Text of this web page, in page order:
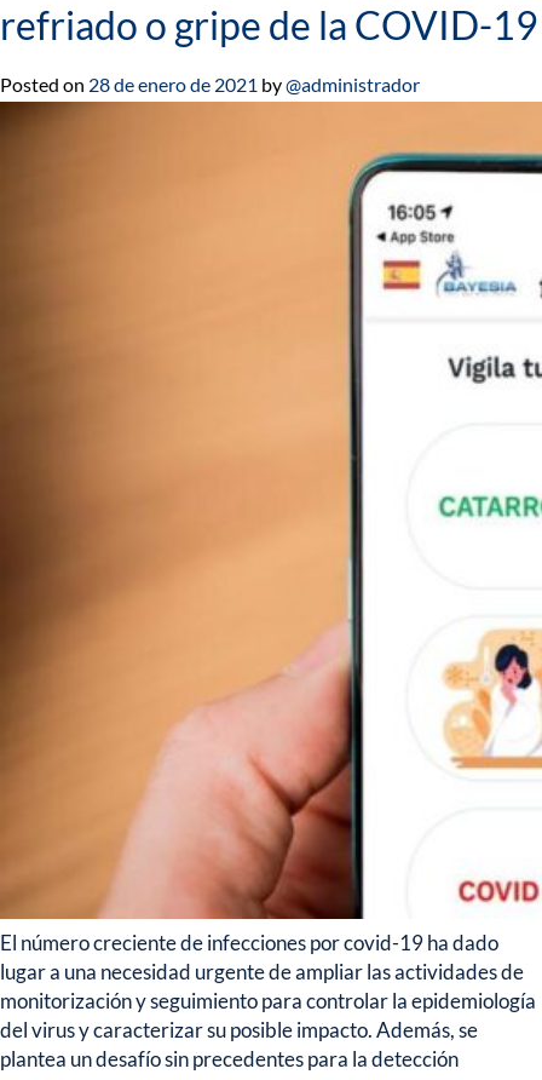
refriado o gripe de la COVID-19
Posted on 28 de enero de 2021 by@administrador
El número creciente de infecciones por covid-19 ha dado
lugar a una necesidad urgente de ampliar las actividades de
monitorización y seguimiento para controlar la epidemiología
del virus y caracterizar su posible impacto. Además, se
plantea un desafío sin precedentes para la detección